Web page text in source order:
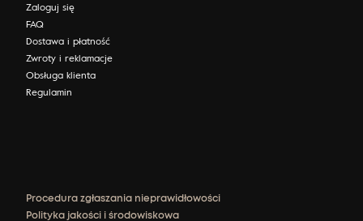
Zaloguj się
FAQ
Dostawa i płatność
Zwroty i reklamacje
Obsługa klienta
Regulamin
Procedura zgłaszania nieprawidłowości
Polityka jakości i środowiskowa